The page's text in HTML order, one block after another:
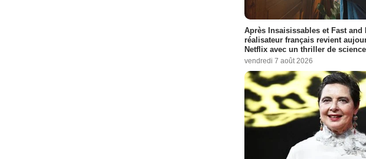
Après Insaisissables et Fast and
réalisateur français revient
Netflix avec un thriller de
vendredi 7 août 2026